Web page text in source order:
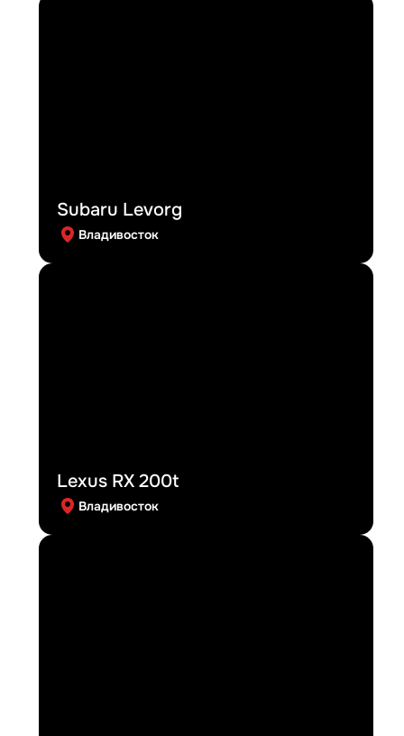
Subaru Levorg
Владивосток
Lexus RX 200t
Владивосток